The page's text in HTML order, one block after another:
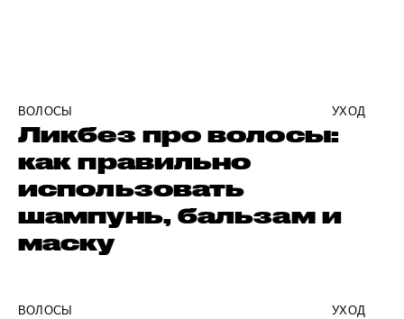
ВОЛОСЫ УХОД
Ликбез про волосы:
как правильно
использовать
шампунь, бальзам и
маску
ВОЛОСЫ УХОД